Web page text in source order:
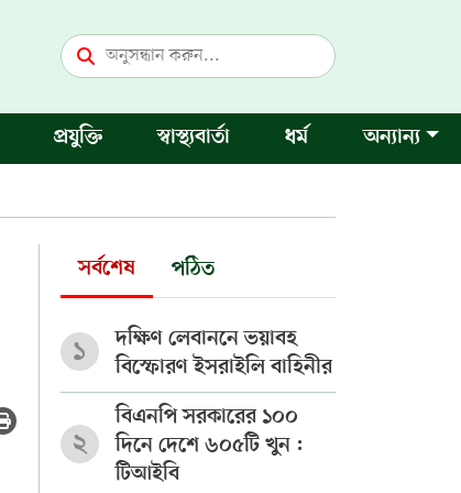
প্রযুক্তি স্বাস্থ্যবার্তা ধর্ম অন্যান্য
সর্বশেষ পঠিত
১
দক্ষিণ লেবাননে ভয়াবহ
বিস্ফোরণ ইসরাইলি বাহিনীর
২
বিএনপি সরকারের ১০০
দিনে দেশে ৬০৫টি খুন :
টিআইবি